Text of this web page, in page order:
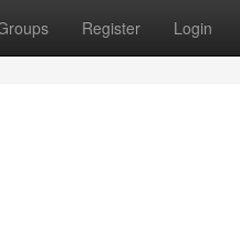
Register Login